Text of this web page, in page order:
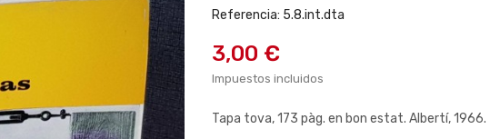
Referencia: 5.8.int.dta
3,00 €
Impuestos incluidos
Tapa tova, 173 pàg. en bon estat. Albertí, 1966.